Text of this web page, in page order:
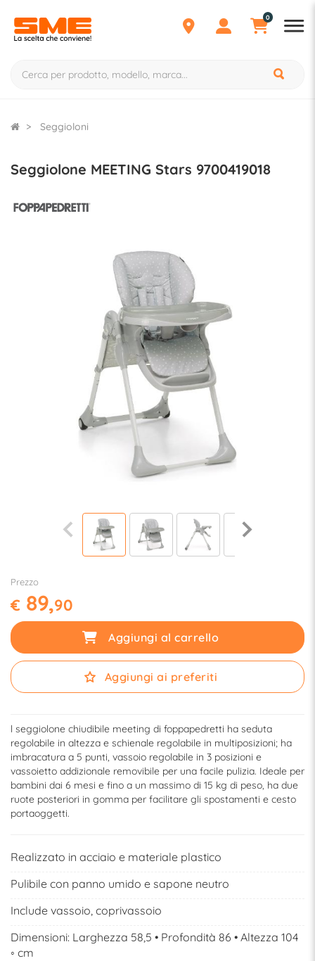
0
Seggioloni
Seggiolone MEETING Stars 9700419018
Prezzo
€ 89,90
Aggiungi al carrello
Aggiungi ai preferiti
l seggiolone chiudibile meeting di foppapedretti ha seduta
regolabile in altezza e schienale regolabile in multiposizioni; ha
imbracatura a 5 punti, vassoio regolabile in 3 posizioni e
vassoietto addizionale removibile per una facile pulizia. Ideale per
bambini dai 6 mesi e fino a un massimo di 15 kg di peso, ha due
ruote posteriori in gomma per facilitare gli spostamenti e cesto
portaoggetti.
Realizzato in acciaio e materiale plastico
Pulibile con panno umido e sapone neutro
Include vassoio, coprivassoio
Dimensioni: Larghezza 58,5 • Profondità 86 • Altezza 104
◦ cm